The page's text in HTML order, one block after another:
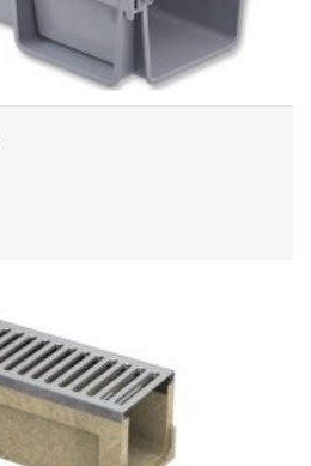
İNCELE